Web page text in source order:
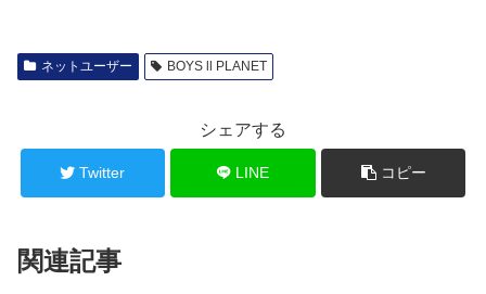
ネットユーザー BOYS ll PLANET
シェアする
Twitter LINE コピー
関連記事